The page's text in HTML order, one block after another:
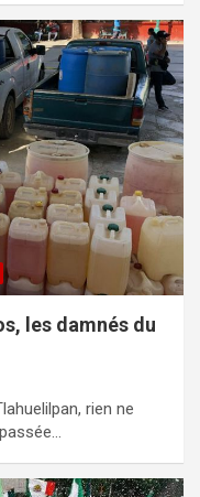
les damnés du
rien ne